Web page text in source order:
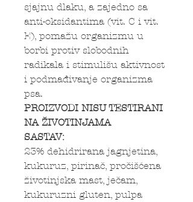
sjajnu dlaku, a zajedno sa
anti-oksidantima (vit. C i vit.
E), pomažu organizmu u
borbi protiv slobodnih
radikala i stimulišu aktivnost
i podmađivanje organizma
psa.
PROIZVODI NISU TESTIRANI
NA ŽIVOTINJAMA
SASTAV:
23% dehidrirana jagnjetina,
kukuruz, pirinač, pročišćena
životinjska mast, ječam,
kukuruzni gluten, pulpa